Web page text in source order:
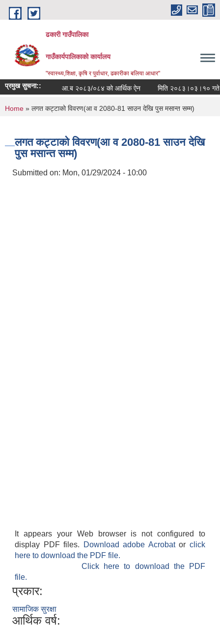
Skip to main content
ढकारी गाउँपालिका
गाउँकार्यपालिकाको कार्यालय
"स्वास्थ्य,शिक्षा, कृषि र पुर्वाधार, ढकारीका बलिया आधार"
प्रमुख सुचना:: आ.ब २०८३/०८४ को आर्थिक ऐन
You are here
Home » लगत कट्टाको विवरण(आ व 2080-81 साउन देखि पुस मसान्त सम्म)
लगत कट्टाको विवरण(आ व 2080-81 साउन देखि
पुस मसान्त सम्म)
Submitted on: Mon, 01/29/2024 - 10:00
It appears your Web browser is not configured to
display PDF files.
Download adobe Acrobatorclick
here to download the PDF file.
Click here to download the PDF
file.
प्रकार:
सामाजिक सुरक्षा
आर्थिक वर्ष: